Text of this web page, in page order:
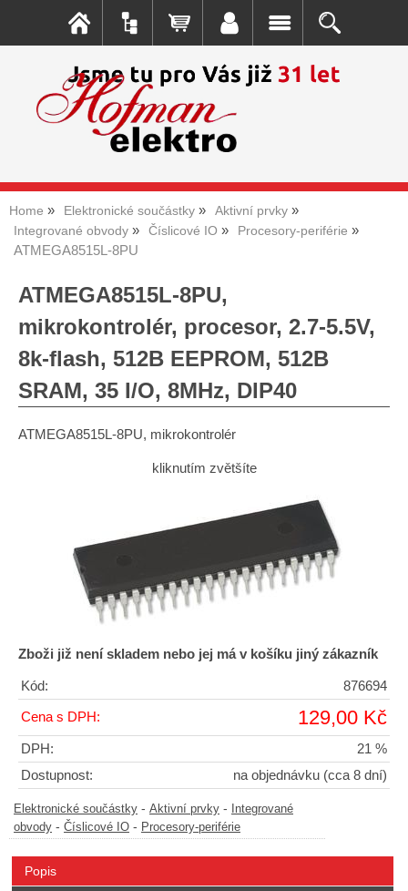
Home Elektronické součástky
Aktivní prvky
Integrované obvody
Číslicové IO Procesory-periférie
ATMEGA8515L-8PU
ATMEGA8515L-8PU,
mikrokontrolér, procesor, 2.7-5.5V,
8k-flash, 512B EEPROM, 512B
SRAM, 35 I/O, 8MHz, DIP40
ATMEGA8515L-8PU, mikrokontrolér
kliknutím zvětšíte
Zboži již není skladem nebo jej má v košíku jiný zákazník
Kód: 876694
Cena s DPH: 129,00 Kč
DPH:
21 %
Dostupnost:
na objednávku (cca 8 dní)
Elektronické součástky - Aktivní prvky -
Integrované
obvody - Číslicové IO - Procesory-periférie
Popis